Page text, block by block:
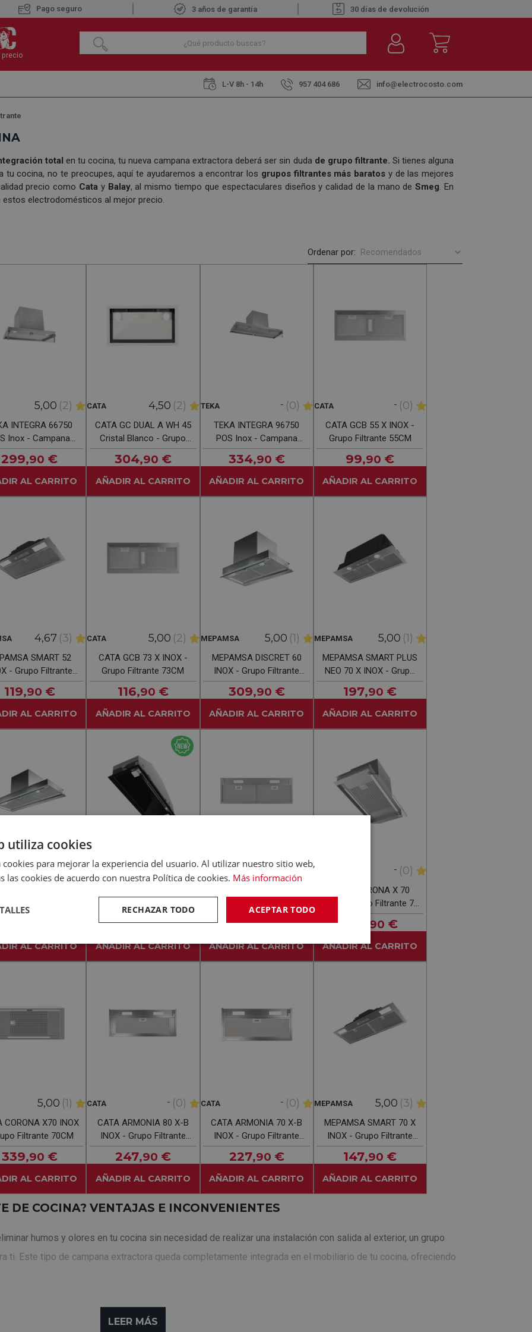
Pago seguro 3 años de garantía 30 días de devolución
L-V 8h - 14h 957 404 686 info@electrocosto.com
total en tu cocina, tu nueva campana extractora deberá ser sin duda de grupo filtrante. Si tienes alguna
cocina, no te preocupes, aquí te ayudaremos a encontrar los grupos filtrantes más baratos y de las mejores
precio como Catay Balay, al mismo tiempo que espectaculares diseños y calidad de la mano deSmeg. En
electrodomésticos al mejor precio.
Ordenar por:
5,00 (2)
INTEGRA 66750
Inox - Campana
60CM
299,90 €
AL CARRITO
CATA 4,50 (2)
CATA GC DUAL A WH 45
Cristal Blanco - Grupo
Filtrante 45CM
304,90 €
AÑADIR AL CARRITO
TEKA - (0)
TEKA INTEGRA 96750
POS Inox - Campana
Convencional 90CM
334,90 €
AÑADIR AL CARRITO
CATA - (0)
CATA GCB 55 X INOX -
Grupo Filtrante 55CM
99,90 €
AÑADIR AL CARRITO
4,67 (3)
SMART 52
- Grupo Filtrante
52CM
119,90 €
AL CARRITO
CATA 5,00 (2)
CATA GCB 73 X INOX -
Grupo Filtrante 73CM
116,90 €
AÑADIR AL CARRITO
MEPAMSA 5,00 (1)
MEPAMSA DISCRET 60
INOX - Grupo Filtrante
60CM
309,90 €
AÑADIR AL CARRITO
MEPAMSA 5,00 (1)
MEPAMSA SMART PLUS
NEO 70 X INOX - Grupo
Filtrante 70CM
197,90 €
AÑADIR AL CARRITO
- (0)
90CM
AL CARRITO
-(0)
Filtrante 75CM
319,90 €
AÑADIR AL CARRITO
-(0)
90CM
246,90 €
AÑADIR AL CARRITO
CATA - (0)
CATA CORONA X 70
INOX - Grupo Filtrante 70
CM
,90 €
AÑADIR AL CARRITO
5,00 (1)
CORONA X70 INOX
Filtrante 70CM
339,90 €
AL CARRITO
CATA - (0)
CATA ARMONIA 80 X-B
INOX - Grupo Filtrante
80CM
247,90 €
AÑADIR AL CARRITO
CATA - (0)
CATA ARMONIA 70 X-B
INOX - Grupo Filtrante
70CM
227,90 €
AÑADIR AL CARRITO
MEPAMSA 5,00 (3)
MEPAMSA SMART 70 X
INOX - Grupo Filtrante
70CM
147,90 €
AÑADIR AL CARRITO
DE COCINA? VENTAJAS E INCONVENIENTES
humos y olores en tu cocina sin necesidad de realizar una instalación con salida al exterior, un grupo
ti. Este tipo de campana extractora queda completamente integrada en el mobiliario de tu cocina, ofreciendo
en una alternativa ideal para hogares sin salida de humos.
LEER MÁS
utiliza cookies
cookies para mejorar la experiencia del usuario. Al utilizar nuestro sitio web,
las cookies de acuerdo con nuestra Política de cookies. Más información
ACEPTAR TODO
RECHAZAR TODO